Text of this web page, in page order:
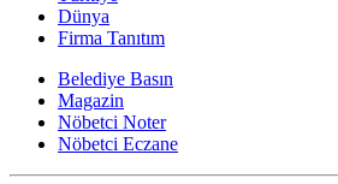
Dünya
Firma Tanıtım
Belediye Basın
Magazin
Nöbetci Noter
Nöbetci Eczane